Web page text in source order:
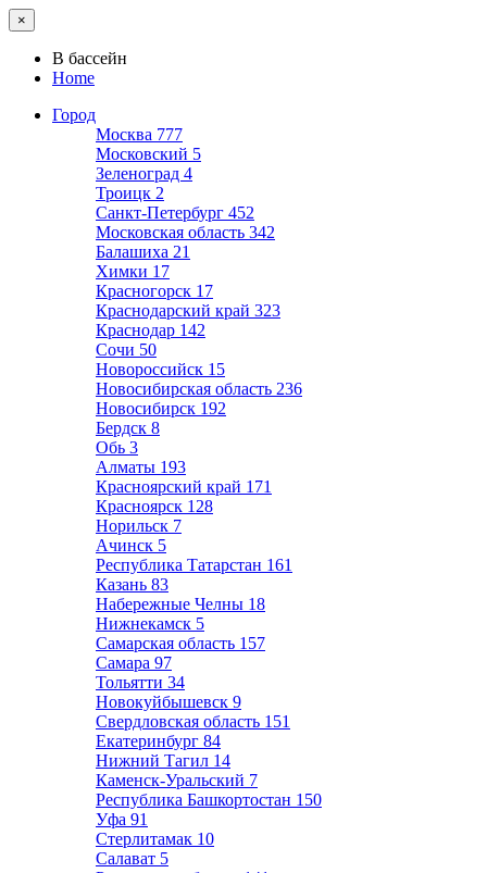
×
В бассейн
Home
Город
Москва 777
Московский 5
Зеленоград 4
Троицк 2
Санкт-Петербург 452
Московская область 342
Балашиха 21
Химки 17
Красногорск 17
Краснодарский край 323
Краснодар 142
Сочи 50
Новороссийск 15
Новосибирская область 236
Новосибирск 192
Бердск 8
Обь 3
Алматы 193
Красноярский край 171
Красноярск 128
Норильск 7
Ачинск 5
Республика Татарстан 161
Казань 83
Набережные Челны 18
Нижнекамск 5
Самарская область 157
Самара 97
Тольятти 34
Новокуйбышевск 9
Свердловская область 151
Екатеринбург 84
Нижний Тагил 14
Каменск-Уральский 7
Республика Башкортостан 150
Уфа 91
Стерлитамак 10
Салават 5